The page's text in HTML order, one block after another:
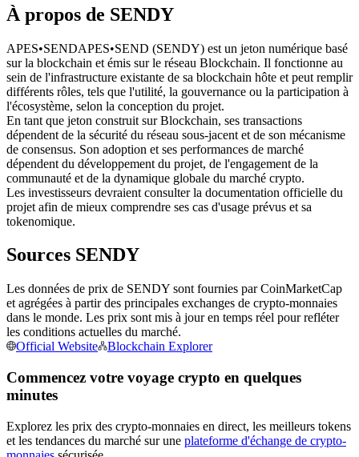
Futures utilisant l'USDC comme garantie
Copie de Trading
Rejoignez les meilleurs traders
Profitez du partage des bénéfices et des commissions de copy
trading
À propos de SENDY
APES•SENDAPES•SEND (SENDY) est un jeton numérique basé
sur la blockchain et émis sur le réseau Blockchain. Il fonctionne au
sein de l'infrastructure existante de sa blockchain hôte et peut remplir
différents rôles, tels que l'utilité, la gouvernance ou la participation à
l'écosystème, selon la conception du projet.
En tant que jeton construit sur Blockchain, ses transactions
dépendent de la sécurité du réseau sous-jacent et de son mécanisme
de consensus. Son adoption et ses performances de marché
dépendent du développement du projet, de l'engagement de la
communauté et de la dynamique globale du marché crypto.
Les investisseurs devraient consulter la documentation officielle du
projet afin de mieux comprendre ses cas d'usage prévus et sa
tokenomique.
Sources SENDY
Les données de prix de SENDY sont fournies par CoinMarketCap
et agrégées à partir des principales exchanges de crypto-monnaies
dans le monde. Les prix sont mis à jour en temps réel pour refléter
les conditions actuelles du marché.
Official Website
Blockchain Explorer
Commencez votre voyage crypto en quelques
minutes
Explorez les prix des crypto-monnaies en direct, les meilleurs tokens
et les tendances du marché sur une plateforme d'échange de crypto-